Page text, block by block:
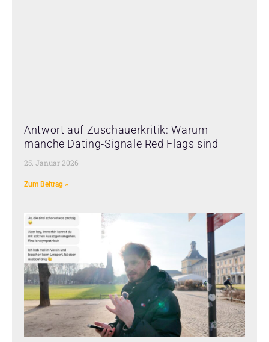
Antwort auf Zuschauerkritik: Warum
manche Dating-Signale Red Flags sind
25. Januar 2026
Zum Beitrag »